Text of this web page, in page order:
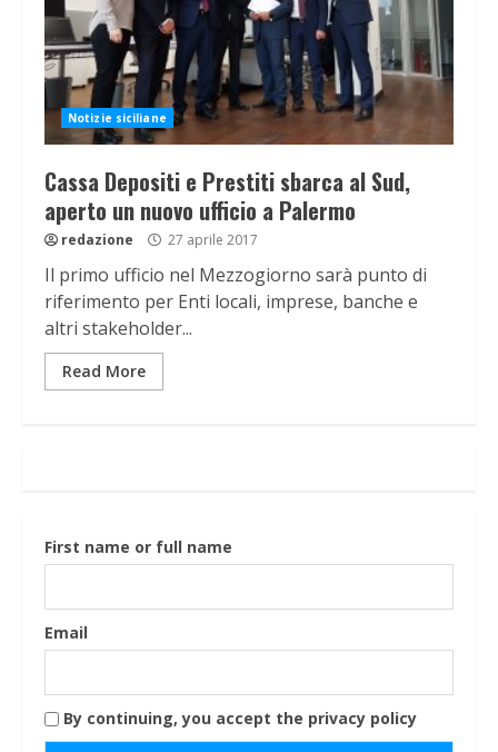
Notizie siciliane
Cassa Depositi e Prestiti sbarca al Sud,
aperto un nuovo ufficio a Palermo
redazione 27 aprile 2017
Il primo ufficio nel Mezzogiorno sarà punto di
riferimento per Enti locali, imprese, banche e
altri stakeholder...
Read More
First name or full name
Email
By continuing, you accept the privacy policy